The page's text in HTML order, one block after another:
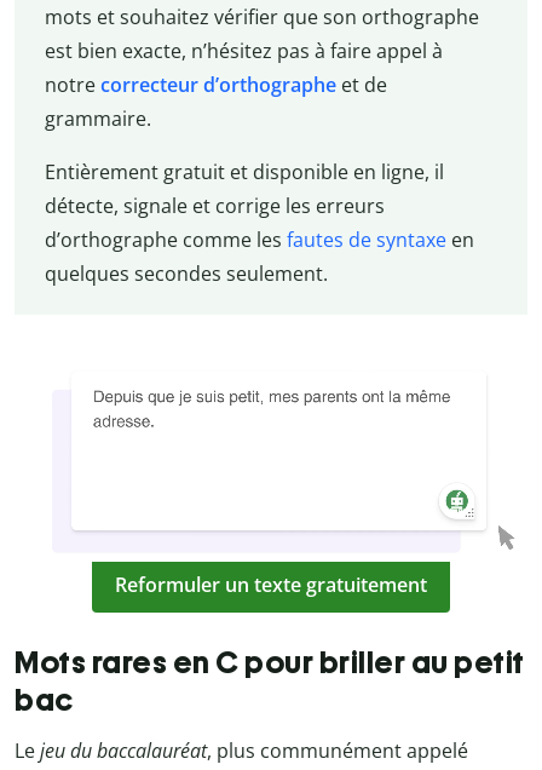
mots et souhaitez vérifier que son orthographe
est bien exacte, n’hésitez pas à faire appel à
notrecorrecteur d’orthographeet de
grammaire.
Entièrement gratuit et disponible en ligne, il
détecte, signale et corrige les erreurs
d’orthographe comme les fautes de syntaxeen
quelques secondes seulement.
Reformuler un texte gratuitement
Mots rares en C pour briller au petit
bac
Lejeu du baccalauréat, plus communément appelé